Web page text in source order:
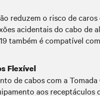
reduzem o risco de
acidentais do cabo de
também é compatível
Flexível
de cabos com a Tomada
aos receptáculos